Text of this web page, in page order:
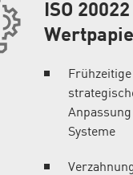
ISO
Systeme